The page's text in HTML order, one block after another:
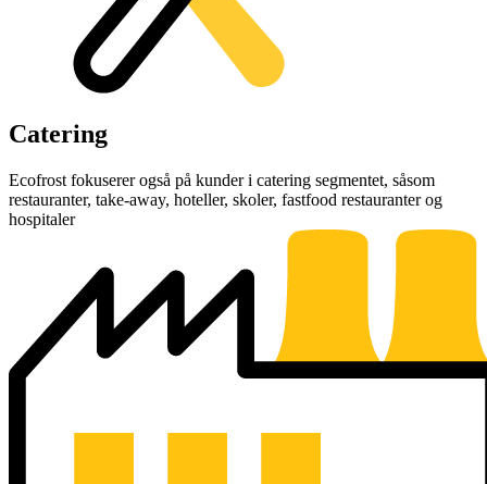
Catering
Ecofrost fokuserer også på kunder i catering segmentet, såsom
restauranter, take-away, hoteller, skoler, fastfood restauranter og
hospitaler